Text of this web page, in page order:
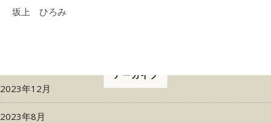
坂上 ひろみ
アーカイブ
2023年12月
2023年8月